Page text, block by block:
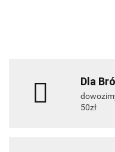
Dla
50zł